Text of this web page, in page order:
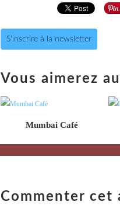
S'inscrire à la newsletter
Vous aimerez
Mumbai Café
Commenter cet